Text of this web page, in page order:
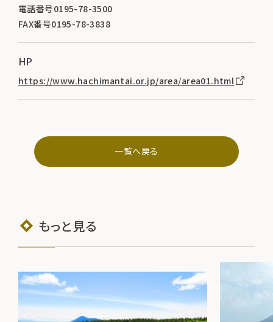
電話番号0195-78-3500
FAX番号0195-78-3838
HP
https://www.hachimantai.or.jp/area/area01.html
一覧へ戻る
もっと見る